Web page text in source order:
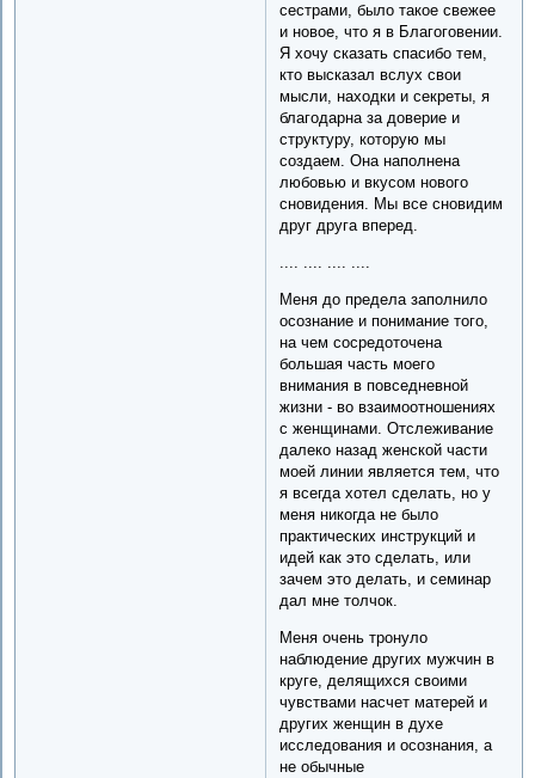
сестрами, было такое свежее
и новое, что я в Благоговении.
Я хочу сказать спасибо тем,
кто высказал вслух свои
мысли, находки и секреты, я
благодарна за доверие и
структуру, которую мы
создаем. Она наполнена
любовью и вкусом нового
сновидения. Мы все сновидим
друг друга вперед.
.... .... .... ....
Меня до предела заполнило
осознание и понимание того,
на чем сосредоточена
большая часть моего
внимания в повседневной
жизни - во взаимоотношениях
с женщинами. Отслеживание
далеко назад женской части
моей линии является тем, что
я всегда хотел сделать, но у
меня никогда не было
практических инструкций и
идей как это сделать, или
зачем это делать, и семинар
дал мне толчок.
Меня очень тронуло
наблюдение других мужчин в
круге, делящихся своими
чувствами насчет матерей и
других женщин в духе
исследования и осознания, а
не обычные